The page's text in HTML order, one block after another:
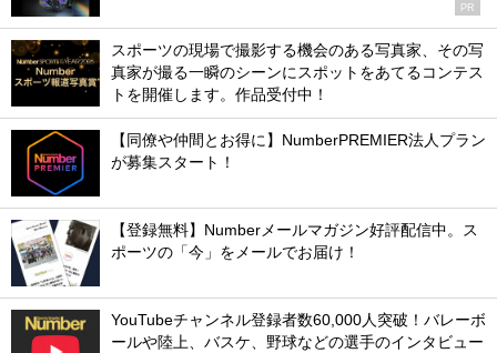
PR
スポーツの現場で撮影する機会のある写真家、その写
真家が撮る一瞬のシーンにスポットをあてるコンテス
トを開催します。作品受付中！
【同僚や仲間とお得に】NumberPREMIER法人プラン
が募集スタート！
【登録無料】Numberメールマガジン好評配信中。ス
ポーツの「今」をメールでお届け！
YouTubeチャンネル登録者数60,000人突破！バレーボ
ールや陸上、バスケ、野球などの選手のインタビュー